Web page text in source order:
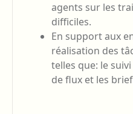
agents sur les
difficiles.
En support aux
réalisation des
telles que: le
de flux et les